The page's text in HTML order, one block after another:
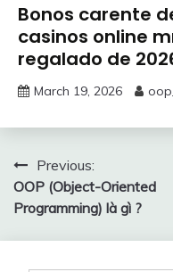
Bonos carente
casinos online
regalado de
March 19, 2026
Post
navigation
Previous:
OOP (Object-Oriented
Programming) là gì ?